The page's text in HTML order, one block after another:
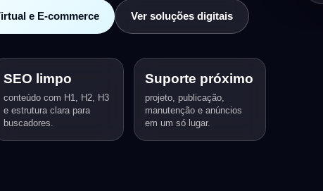
e E-commerce Ver soluções digitais
SEO limpo
conteúdo com H1, H2, H3
e estrutura clara para
buscadores.
Suporte próximo
projeto, publicação,
manutenção e anúncios
em um só lugar.